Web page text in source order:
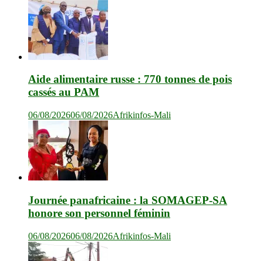
Aide alimentaire russe : 770 tonnes de pois
cassés au PAM
06/08/202606/08/2026Afrikinfos-Mali
Journée panafricaine : la SOMAGEP-SA
honore son personnel féminin
06/08/202606/08/2026Afrikinfos-Mali